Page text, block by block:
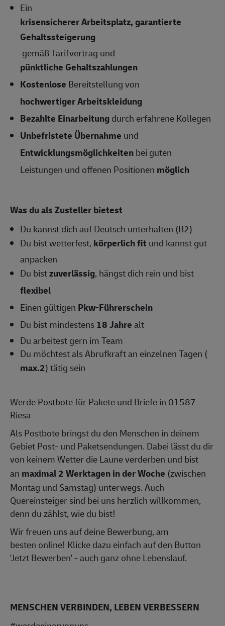
Ein
krisensicherer Arbeitsplatz, garantierte
Gehaltssteigerung
gemäß Tarifvertrag und
pünktliche Gehaltszahlungen
Kostenlose Bereitstellung von
hochwertiger Arbeitskleidung
Bezahlte Einarbeitungdurch erfahrene Kollegen
Unbefristete Übernahme und
Entwicklungsmöglichkeitenbei guten
Leistungen und offenen Positionen möglich
Was du als Zusteller bietest
Du kannst dich auf Deutsch unterhalten (B2)
Du bist wetterfest, körperlich fit und kannst gut
anpacken
Du bistzuverlässig, hängst dich rein und bist
flexibel
Einen gültigen Pkw-Führerschein
Du bist mindestens 18 Jahrealt
Du arbeitest gern im Team
Du möchtest als Abrufkraft an einzelnen Tagen (
max.2) tätig sein
Werde Postbote für Pakete und Briefe in 01587
Riesa
Als Postbote bringst du den Menschen in deinem
Gebiet Post- und Paketsendungen. Dabei lässt du dir
von keinem Wetter die Laune verderben und bist
an maximal 2 Werktagen in der Woche (zwischen
Montag und Samstag) unterwegs. Auch
Quereinsteiger sind bei uns herzlich willkommen,
denn du zählst, wie du bist!
Wir freuen uns auf deine Bewerbung, am
besten online! Klicke dazu einfach auf den Button
'Jetzt Bewerben' - auch ganz ohne Lebenslauf.
MENSCHEN VERBINDEN, LEBEN VERBESSERN